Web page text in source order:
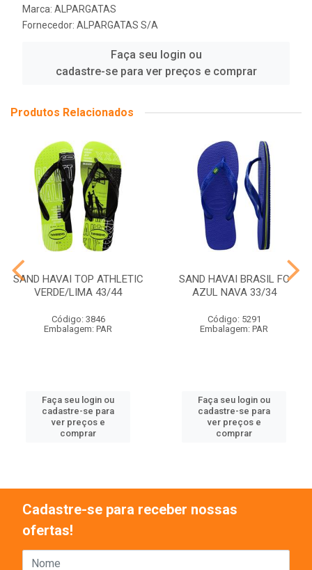
Marca: ALPARGATAS
Fornecedor: ALPARGATAS S/A
Faça seu login ou
cadastre-se para ver preços e comprar
Produtos Relacionados
SAND HAVAI TOP ATHLETIC
VERDE/LIMA 43/44
Código: 3846
Embalagem: PAR
Faça seu login ou
cadastre-se para
ver preços e
comprar
SAND HAVAI BRASIL FC
AZUL NAVA 33/34
Código: 5291
Embalagem: PAR
Faça seu login ou
cadastre-se para
ver preços e
comprar
Cadastre-se para receber nossas
ofertas!